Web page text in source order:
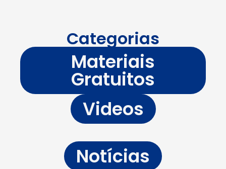
Categorias
Materiais
Gratuitos
Videos
Notícias